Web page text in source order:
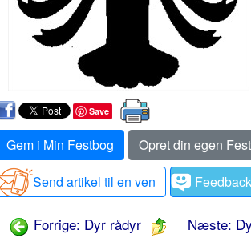
Save
Gem i Min Festbog
Opret din egen
Send artikel til en ven
Feedback
Forrige: Dyr rådyr
Næste: